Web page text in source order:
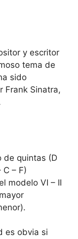
y escritor
tema de
sido
Frank Sinatra,
de quintas (D
C – F)
modelo VI – II
es obvia si